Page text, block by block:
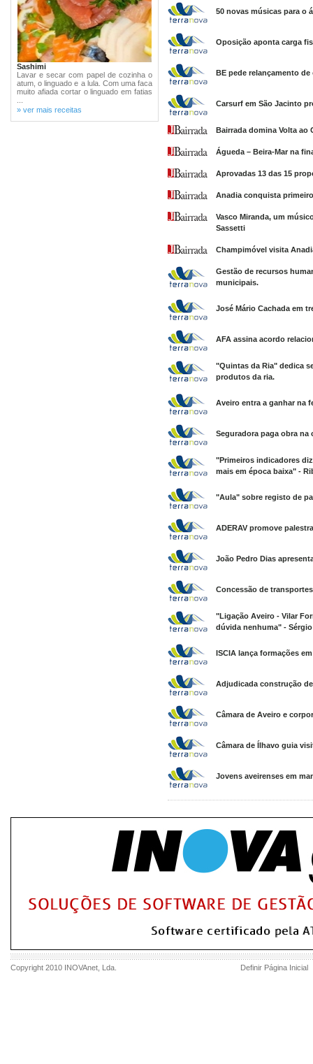
Sashimi
Lavar e secar com papel de cozinha o
atum, o linguado e a lula. Com uma faca
muito afiada cortar o linguado em fatias
» ver mais receitas
50 novas músicas para o
Oposição aponta carga
BE pede relançamento
Carsurf em São Jacinto
Bairrada domina Volta ao
Águeda – Beira-Mar na
Aprovadas 13 das 15
Anadia conquista
Vasco Miranda, um
Sassetti
Champimóvel visita
Gestão de recursos
municipais.
José Mário Cachada em
AFA assina acordo
"Quintas da Ria" dedica
produtos da ria.
Aveiro entra a ganhar na
Seguradora paga obra
"Primeiros indicadores
mais em época baixa" -
"Aula" sobre registo de
ADERAV promove
João Pedro Dias
Concessão de
"Ligação Aveiro - Vilar
dúvida nenhuma" -
ISCIA lança formações
Adjudicada construção
Câmara de Aveiro e
Câmara de Ílhavo guia
Jovens aveirenses em
Copyright 2010 INOVAnet , Lda. Definir Página Inicial